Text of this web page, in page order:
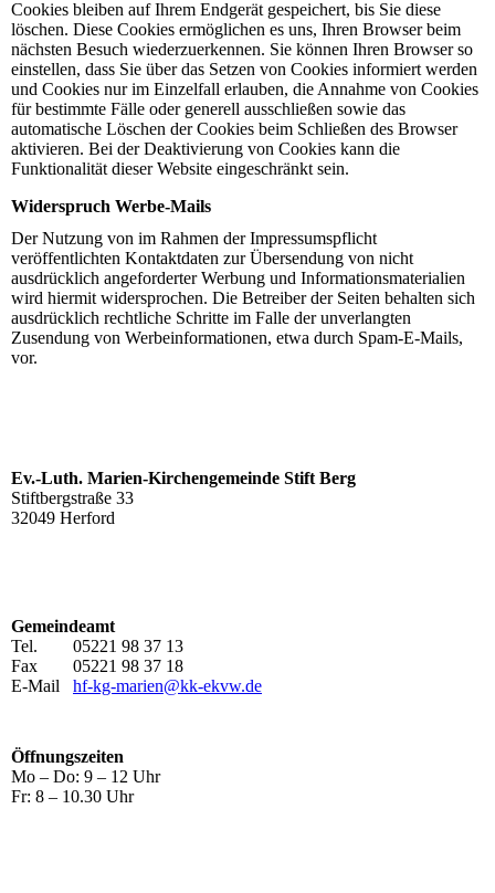
Cookies bleiben auf Ihrem Endgerät gespeichert, bis Sie diese
löschen. Diese Cookies ermöglichen es uns, Ihren Browser beim
nächsten Besuch wiederzuerkennen. Sie können Ihren Browser so
einstellen, dass Sie über das Setzen von Cookies informiert werden
und Cookies nur im Einzelfall erlauben, die Annahme von Cookies
für bestimmte Fälle oder generell ausschließen sowie das
automatische Löschen der Cookies beim Schließen des Browser
aktivieren. Bei der Deaktivierung von Cookies kann die
Funktionalität dieser Website eingeschränkt sein.
Widerspruch Werbe-Mails
Der Nutzung von im Rahmen der Impressumspflicht
veröffentlichten Kontaktdaten zur Übersendung von nicht
ausdrücklich angeforderter Werbung und Informationsmaterialien
wird hiermit widersprochen. Die Betreiber der Seiten behalten sich
ausdrücklich rechtliche Schritte im Falle der unverlangten
Zusendung von Werbeinformationen, etwa durch Spam-E-Mails,
vor.
Ev.-Luth. Marien-Kirchengemeinde Stift Berg
Stiftbergstraße 33
32049 Herford
Gemeindeamt
Tel. 05221 98 37 13
Fax 05221 98 37 18
E-Mail hf-kg-marien@kk-ekvw.de
Öffnungszeiten
Mo – Do: 9 – 12 Uhr
Fr: 8 – 10.30 Uhr